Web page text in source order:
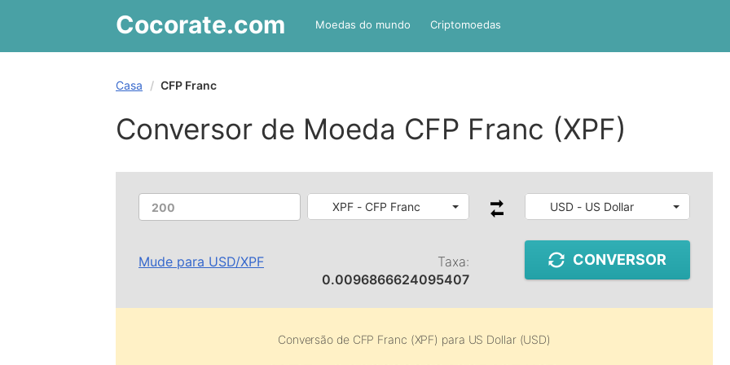
Cocorate.com Moedas do mundo Criptomoedas
Casa CFP Franc
Conversor de Moeda CFP Franc (XPF)
XPF - CFP Franc USD - US Dollar
Mude para USD/XPF
Taxa:
0.0096866624095407
CONVERSOR
Conversão de CFP Franc (XPF) para US Dollar (USD)